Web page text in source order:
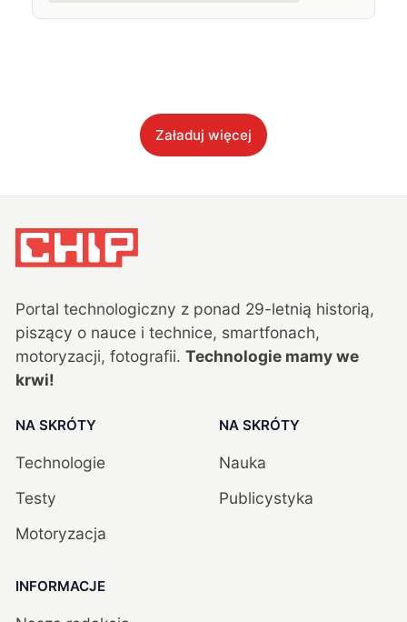
Załaduj więcej
Portal technologiczny z ponad 29-letnią historią,
piszący o nauce i technice, smartfonach,
motoryzacji, fotografii. Technologie mamy we
krwi!
NA SKRÓTY
Technologie
Testy
Motoryzacja
NA SKRÓTY
Nauka
Publicystyka
INFORMACJE